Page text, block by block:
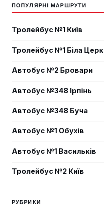
ПОПУЛЯРНІ МАРШРУТИ
Тролейбус №1 Київ
Тролейбус №1 Біла
Автобус №2 Бровари
Автобус №348 Ірпінь
Автобус №348 Буча
Автобус №1 Обухів
Автобус №1 Васильків
Тролейбус №2 Київ
РУБРИКИ